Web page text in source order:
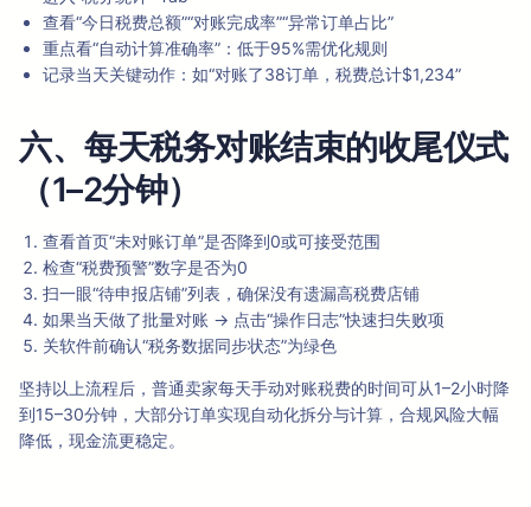
查看“今日税费总额”“对账完成率”“异常订单占比”
重点看“自动计算准确率”：低于95%需优化规则
记录当天关键动作：如“对账了38订单，税费总计$1,234”
六、每天税务对账结束的收尾仪式
（1–2分钟）
查看首页“未对账订单”是否降到0或可接受范围
检查“税费预警”数字是否为0
扫一眼“待申报店铺”列表，确保没有遗漏高税费店铺
如果当天做了批量对账 → 点击“操作日志”快速扫失败项
关软件前确认“税务数据同步状态”为绿色
坚持以上流程后，普通卖家每天手动对账税费的时间可从1–2小时降
到15–30分钟，大部分订单实现自动化拆分与计算，合规风险大幅
降低，现金流更稳定。